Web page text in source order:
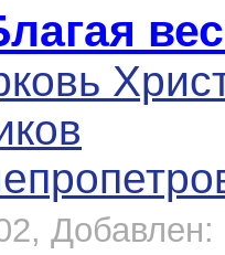
Добавлен: